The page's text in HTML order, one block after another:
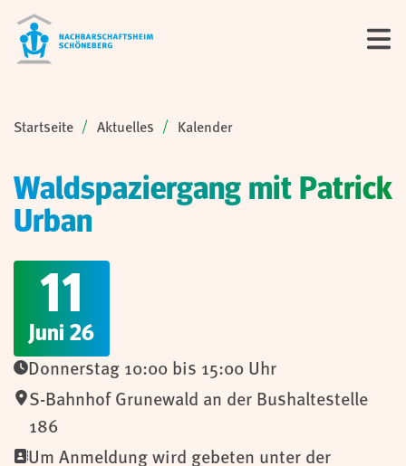
Sie sind hier:
Startseite Aktuelles Kalender
Waldspaziergang mit Patrick
Urban
11
Juni 26
Donnerstag 10:00 bis 15:00 Uhr
S-Bahnhof Grunewald an der Bushaltestelle
186
Um Anmeldung wird gebeten unter der